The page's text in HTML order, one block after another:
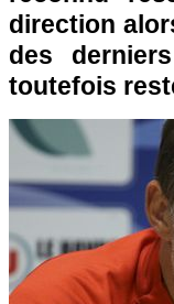
direction
des
toutefois